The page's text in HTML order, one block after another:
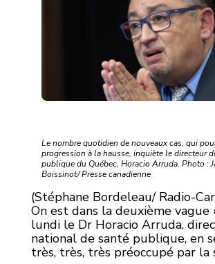
Le nombre quotidien de nouveaux cas, qui
progression à la hausse, inquiète le directeur
publique du Québec, Horacio Arruda. Photo :
Boissinot/ Presse canadienne
(Stéphane Bordeleau/ Radio-
On est dans la deuxième vague
lundi le Dr Horacio Arruda,
national de santé publique, en
très, très, très préoccupé par la